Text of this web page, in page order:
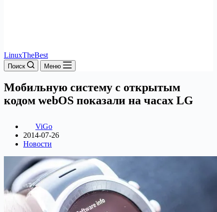
LinuxTheBest
Поиск Меню
Мобильную систему с открытым
кодом webOS показали на часах LG
ViGo
2014-07-26
Новости